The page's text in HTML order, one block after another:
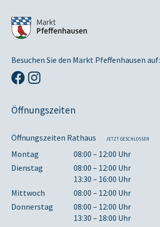
Besuchen Sie den Markt Pfeffenhausen auf:
Öffnungszeiten
Öffnungszeiten Rathaus JETZT GESCHLOSSEN
Montag
08:00 – 12:00 Uhr
Dienstag
08:00 – 12:00 Uhr
13:30 – 16:00 Uhr
Mittwoch
08:00 – 12:00 Uhr
Donnerstag
08:00 – 12:00 Uhr
13:30 – 18:00 Uhr